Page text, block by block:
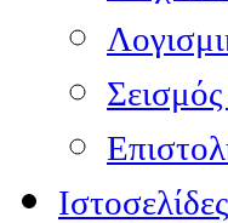
Ιστοσελίδες